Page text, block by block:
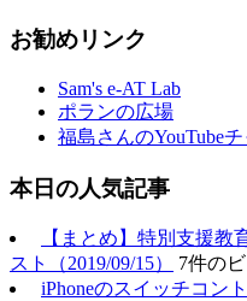
お勧めリンク
Sam's e-AT Lab
ポランの広場
福島さんのYouTube
本日の人気記事
【まとめ】特別支援教
スト（2019/09/15）
7件の
iPhoneのスイッチコン